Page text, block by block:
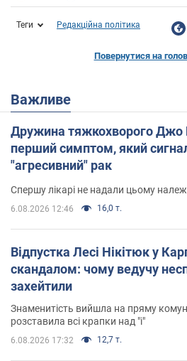
Теги Редакційна політика
Повернутися на
Важливе
Дружина тяжкохворого Джо
перший симптом, який
"агресивний" рак
Спершу лікарі не надали цьому
6.08.2026 12:46 16,0 т.
Відпустка Лесі Нікітюк у
скандалом: чому ведучу
захейтили
Знаменитість вийшла на пряму
розставила всі крапки над "і"
6.08.2026 17:32 12,7 т.